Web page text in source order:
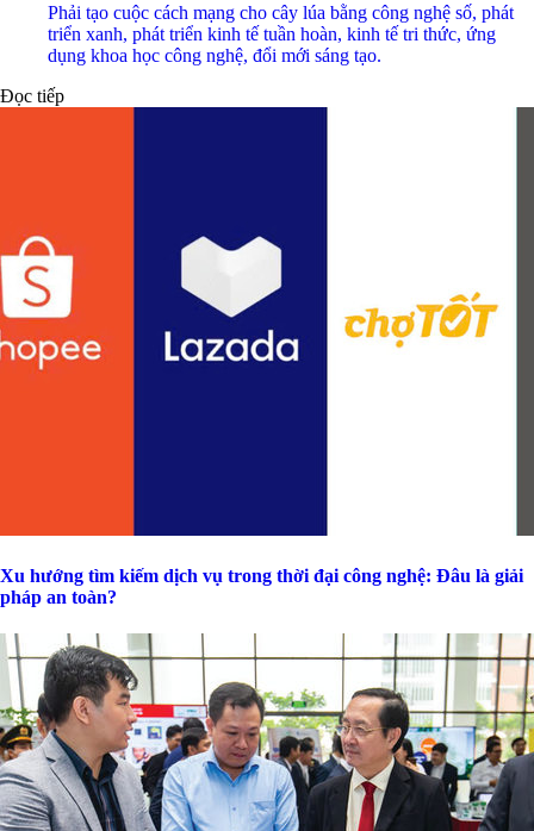
Phải tạo cuộc cách mạng cho cây lúa bằng công nghệ số, phát
triển xanh, phát triển kinh tế tuần hoàn, kinh tế tri thức, ứng
dụng khoa học công nghệ, đổi mới sáng tạo.
Đọc tiếp
Xu hướng tìm kiếm dịch vụ trong thời đại công nghệ: Đâu là giải
pháp an toàn?